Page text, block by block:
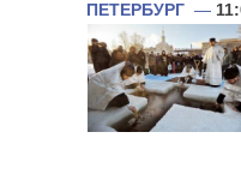
ПЕТЕРБУРГ —